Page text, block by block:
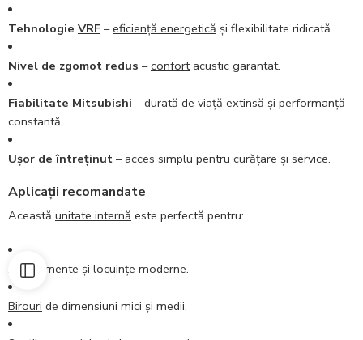
Tehnologie VRF –eficiență energetică și flexibilitate ridicată.
Nivel de zgomot redus –confortacustic garantat.
Fiabilitate Mitsubishi – durată de viață extinsă și performanță
constantă.
Ușor de întreținut – acces simplu pentru curățare și service.
Aplicații recomandate
Această unitate internă este perfectă pentru:
Apartamente și locuințe moderne.
Birouri de dimensiuni mici și medii.